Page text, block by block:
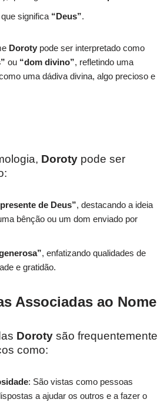
que significa “Deus”.
Doroty pode ser interpretado como
ou “dom divino”, refletindo uma
uma dádiva divina, algo precioso e
Doroty pode ser
de Deus”, destacando a ideia
bênção ou um dom enviado por
, enfatizando qualidades de
e gratidão.
Associadas ao Nome
Doroty são frequentemente
como:
: São vistas como pessoas
a ajudar os outros e a fazer o